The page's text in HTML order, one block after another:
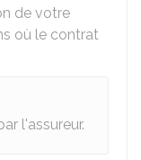
de votre
où le contrat
l'assureur.